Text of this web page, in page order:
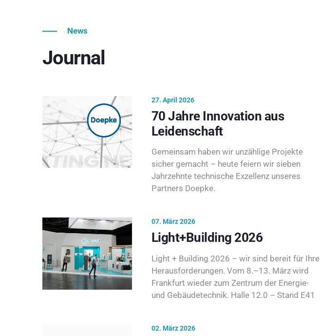
News
Journal
27. April 2026
70 Jahre Innovation aus
Leidenschaft
Gemeinsam haben wir unzählige Projekte
sicher gemacht – heute feiern wir sieben
Jahrzehnte technische Exzellenz unseres
Partners Doepke.
07. März 2026
Light+Building 2026
Light + Building 2026 – wir sind bereit für Ihre
Herausforderungen. Vom 8.–13. März wird
Frankfurt wieder zum Zentrum der Energie-
und Gebäudetechnik. Halle 12.0 – Stand E41
02. März 2026